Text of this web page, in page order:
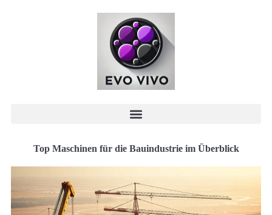
Top Maschinen für die Bauindustrie im Überblick